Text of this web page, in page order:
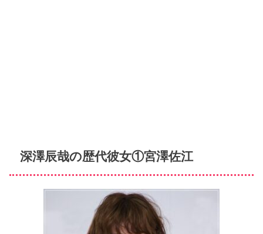
深澤辰哉の歴代彼女①宮澤佐江